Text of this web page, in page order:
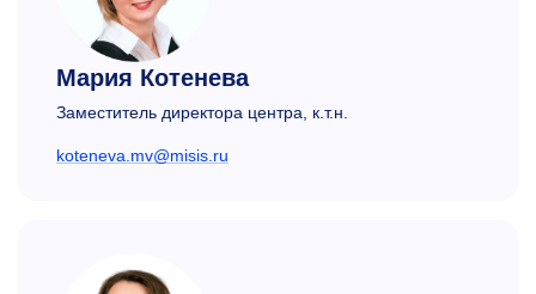
Мария Котенева
Заместитель директора центра, к.т.н.
koteneva.mv@misis.ru